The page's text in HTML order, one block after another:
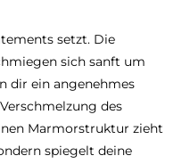
setzt. Die
sich sanft um
dir ein angenehmes
des
Marmorstruktur zieht
spiegelt deine